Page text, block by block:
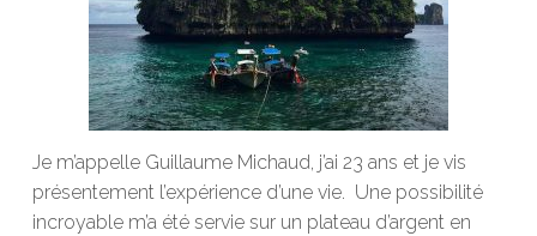
Je m’appelle Guillaume Michaud, j’ai 23 ans et je vis
présentement l’expérience d’une vie. Une possibilité
incroyable m’a été servie sur un plateau d’argent en